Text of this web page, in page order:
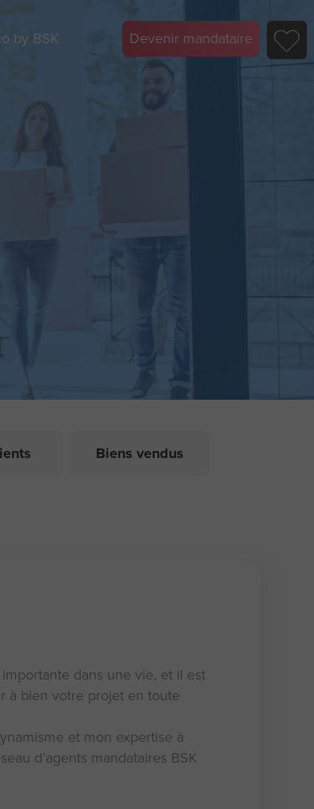
by BSK Devenir mandataire
Biens vendus
dans une vie, et il est
à bien votre projet en toute
et mon expertise à
d’agents mandataires BSK